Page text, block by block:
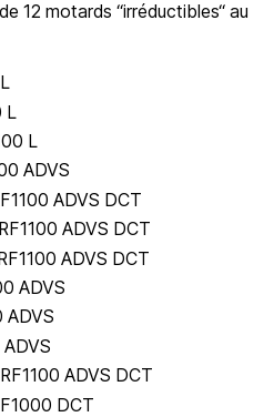
12 motards “irréductibles“ au
L
L
ADVS
ADVS DCT
ADVS DCT
ADVS DCT
ADVS
ADVS
ADVS DCT
DCT